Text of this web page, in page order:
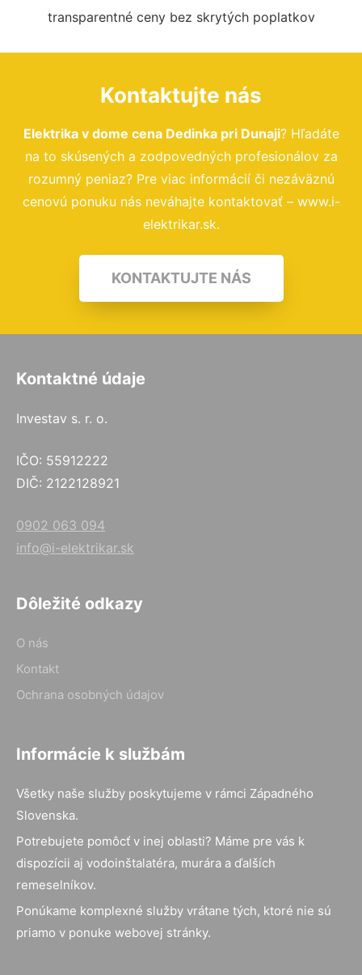
transparentné ceny bez skrytých poplatkov
Kontaktujte nás
Elektrika v dome cena Dedinka pri Dunaji? Hľadáte
na to skúsených a zodpovedných profesionálov za
rozumný peniaz? Pre viac informácií či nezáväznú
cenovú ponuku nás neváhajte kontaktovať – www.i-
elektrikar.sk.
KONTAKTUJTE NÁS
Kontaktné údaje
Investav s. r. o.
IČO: 55912222
DIČ: 2122128921
0902 063 094
info@i-elektrikar.sk
Dôležité odkazy
O nás
Kontakt
Ochrana osobných údajov
Informácie k službám
Všetky naše služby poskytujeme v rámci Západného
Slovenska.
Potrebujete pomôcť v inej oblasti? Máme pre vás k
dispozícii aj vodoinštalatéra, murára a ďalších
remeselníkov.
Ponúkame komplexné služby vrátane tých, ktoré nie sú
priamo v ponuke webovej stránky.